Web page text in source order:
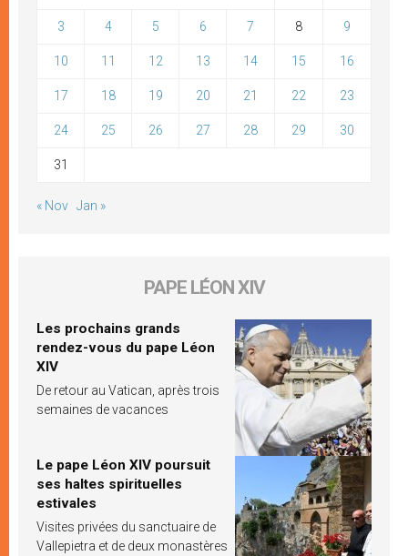
3 4 5 6 7 8 9
10 11 12 13 14 15 16
17 18 19 20 21 22 23
24 25 26 27 28 29 30
31
« Nov Jan »
PAPE LÉON XIV
Les prochains grands
rendez-vous du pape Léon
XIV
De retour au Vatican, après trois
semaines de vacances
Le pape Léon XIV poursuit
ses haltes spirituelles
estivales
Visites privées du sanctuaire de
Vallepietra et de deux monastères